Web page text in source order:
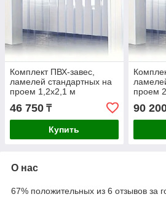
Комплект ПВХ-завес,
ламелей стандартных на
проем 1,2x2,1 м
46 750 ₸
Купить
проем
90
О нас
67% положительных из 6 отзывов за